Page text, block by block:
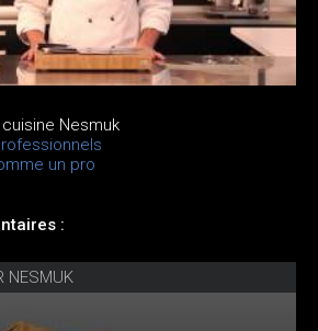
Nesmuk
un pro
:
NESMUK